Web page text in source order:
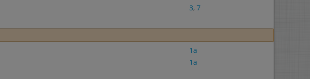
3, 7
1a
1a